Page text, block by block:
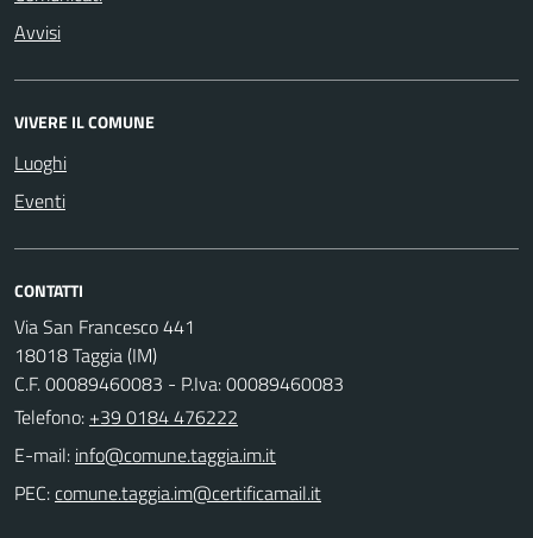
Avvisi
VIVERE IL COMUNE
Luoghi
Eventi
CONTATTI
Via San Francesco 441
18018 Taggia (IM)
C.F. 00089460083 - P.Iva: 00089460083
Telefono: +39 0184 476222
E-mail:
PEC: